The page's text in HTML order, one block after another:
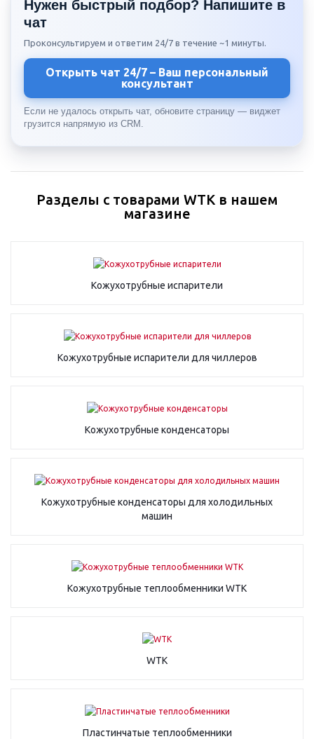
Нужен быстрый подбор? Напишите в
чат
Проконсультируем и ответим 24/7 в течение ~1 минуты.
Открыть чат 24/7 – Ваш персональный
консультант
Если не удалось открыть чат, обновите страницу — виджет
грузится напрямую из CRM.
Разделы с товарами WTK в нашем
магазине
Кожухотрубные испарители
Кожухотрубные испарители для чиллеров
Кожухотрубные конденсаторы
Кожухотрубные конденсаторы для холодильных
машин
Кожухотрубные теплообменники WTK
WTK
Пластинчатые теплообменники